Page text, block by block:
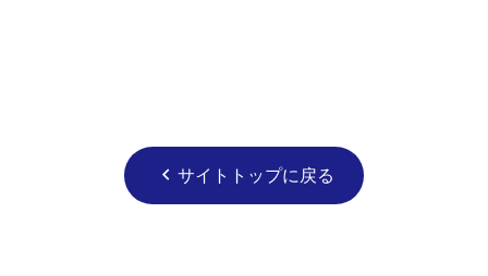
chevron_left サイトトップに戻る